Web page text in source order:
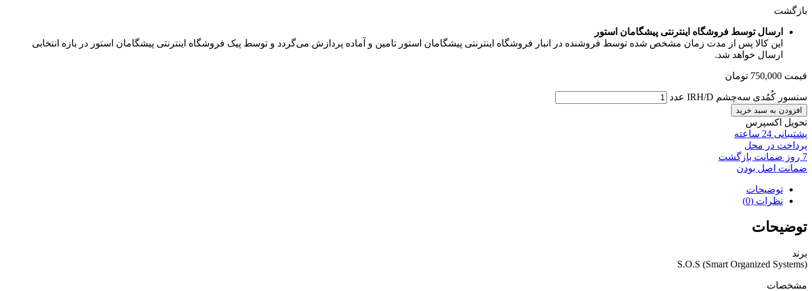
بازگشت
ارسال توسط فروشگاه اینترنتی پیشگامان استور
این کالا پس از مدت زمان مشخص شده توسط فروشنده در انبار فروشگاه اینترنتی پیشگامان استور تامین و آماده پردازش می‌گردد و توسط پیک فروشگاه اینترنتی پیشگامان استور در بازه انتخابی
ارسال خواهد شد.
قیمت 750,000 تومان
سنسور کُمُدی سه‌چشم IRH/D عدد
افزودن به سبد خرید
تحویل اکسپرس
پشتیبانی 24 ساعته
پرداخت در محل
7 روز ضمانت بازگشت
ضمانت اصل بودن
توضیحات
نظرات (0)
توضیحات
برند
S.O.S (Smart Organized Systems)
مشخصات